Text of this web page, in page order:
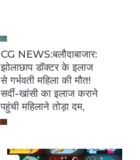
CG NEWS:बलौदाबाजार:
झोलाछाप डॉक्टर के इलाज
से गर्भवती महिला की मौत!
सर्दी-खांसी का इलाज कराने
पहुंची महिलाने तोड़ा दम,